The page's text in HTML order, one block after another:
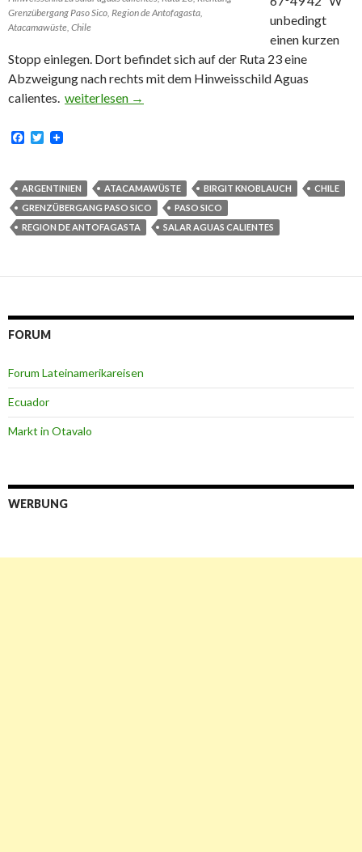
Grenzübergang Paso Sico, Region de Antofagasta,
Atacamawüste, Chile
unbedingt
einen kurzen
Stopp einlegen. Dort befindet sich auf der Ruta 23 eine
Abzweigung nach rechts mit dem Hinweisschild Aguas
calientes. Grenzübergang Paso Sico von Chile nach Argentinien
weiterlesen →
F
b
o
o
k
T
t
e
r
ARGENTINIEN ATACAMAWÜSTE BIRGIT KNOBLAUCH
CHILE
GRENZÜBERGANG PASO SICO
PASO SICO
REGION DE ANTOFAGASTA
SALAR AGUAS CALIENTES
FORUM
Forum Lateinamerikareisen
Ecuador
Markt in Otavalo
WERBUNG